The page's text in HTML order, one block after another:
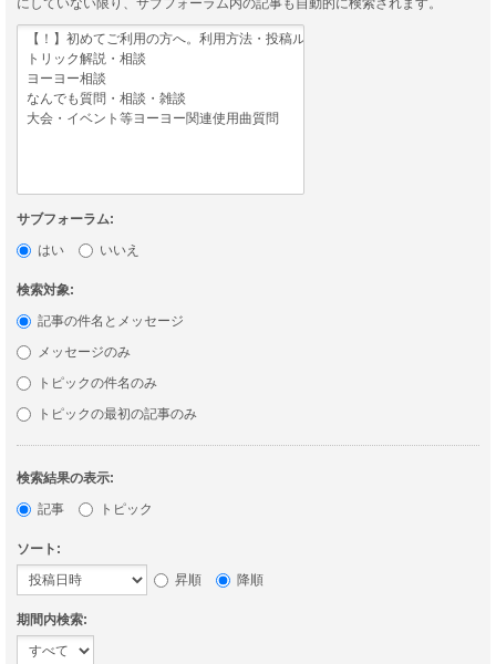
サブフォーラム:
はい
いいえ
検索対象:
記事の件名とメッセージ
メッセージのみ
トピックの件名のみ
トピックの最初の記事のみ
検索結果の表示:
記事
トピック
ソート:
昇順
降順
期間内検索: